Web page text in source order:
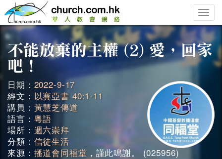
Toggle
日期： 2022-9-17
經文： 以賽亞書 40:1-11
講員： 黃慧芝傳道
語言： 粵語
場所： 週六崇拜
分類： 信徒生活
來源： 播道會同福堂 ，謹此鳴謝。 (025956)